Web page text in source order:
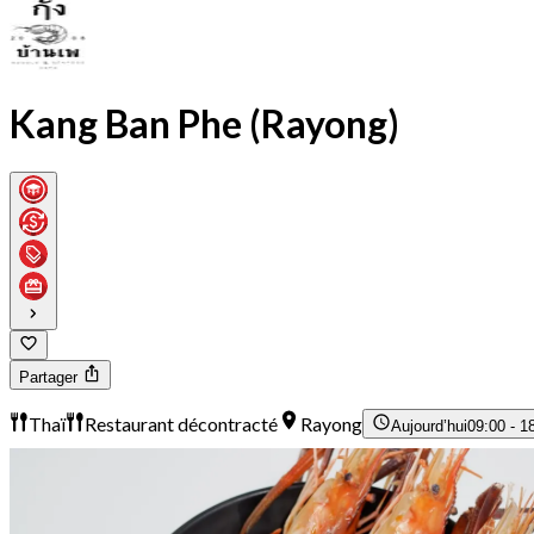
Kang Ban Phe (Rayong)
Partager
Thaï Restaurant décontracté Rayong Aujourd’hui09:00 -